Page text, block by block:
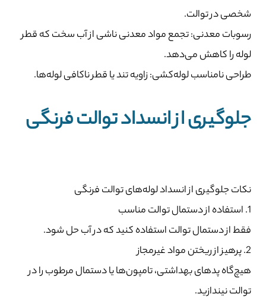
شخصی در توالت.
رسوبات معدنی: تجمع مواد معدنی ناشی از آب سخت که قطر
لوله را کاهش می‌دهد.
طراحی نامناسب لوله‌کشی: زاویه تند یا قطر ناکافی لوله‌ها.
جلوگیری از انسداد توالت فرنگی
نکات جلوگیری از انسداد لوله‌های توالت فرنگی
1. استفاده از دستمال توالت مناسب
فقط از دستمال توالت استفاده کنید که در آب حل شود.
2. پرهیز از ریختن مواد غیرمجاز
هیچ‌گاه پدهای بهداشتی، تامپون‌ها یا دستمال مرطوب را در
توالت نیندازید.